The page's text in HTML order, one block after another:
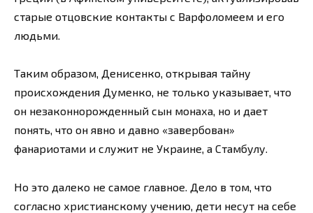
старые отцовские контакты с Варфоломеем и его
людьми.
Таким образом, Денисенко, открывая тайну
происхождения Думенко, не только указывает, что
он незаконнорожденный сын монаха, но и дает
понять, что он явно и давно «завербован»
фанариотами и служит не Украине, а Стамбулу.
Но это далеко не самое главное. Дело в том, что
согласно христианскому учению, дети несут на себе